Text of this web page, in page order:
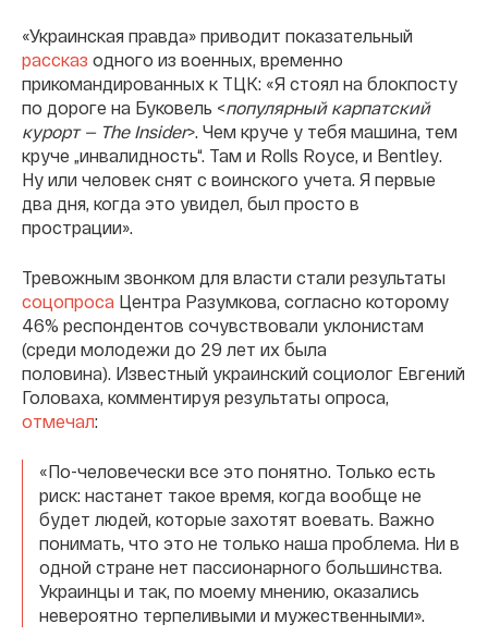
«Украинская правда» приводит показательный
рассказ одного из военных, временно
прикомандированных к ТЦК: «Я стоял на блокпосту
по дороге на Буковель <популярный карпатский
курорт — The Insider>. Чем круче у тебя машина, тем
круче „инвалидность“. Там и Rolls Royce, и Bentley.
Ну или человек снят с воинского учета. Я первые
два дня, когда это увидел, был просто в
прострации».
Тревожным звонком для власти стали результаты
соцопроса Центра Разумкова, согласно которому
46% респондентов сочувствовали уклонистам
(среди молодежи до 29 лет их была
половина). Известный украинский социолог Евгений
Головаха, комментируя результаты опроса,
отмечал:
«По-человечески все это понятно. Только есть
риск: настанет такое время, когда вообще не
будет людей, которые захотят воевать. Важно
понимать, что это не только наша проблема. Ни в
одной стране нет пассионарного большинства.
Украинцы и так, по моему мнению, оказались
невероятно терпеливыми и мужественными».